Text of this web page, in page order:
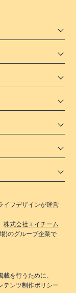
イフデザインが運営
株式会社エイチーム
)のグループ企業で
を行うために、
テンツ制作ポリシー